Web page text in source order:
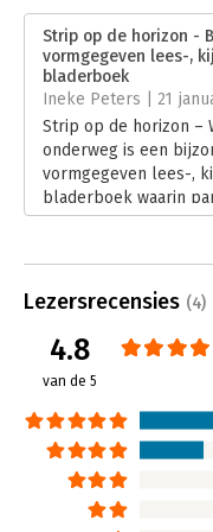
de wegwijzers. -
Doekle
Verschijningsdatum:
Hoofdrubriek:
Strip op de horizon -
vormgegeven lees-,
bladerboek
Ineke Peters | 21
Strip op de horizon –
onderweg is een
vormgegeven lees-,
bladerboek waarin
diverse spirituele
tot reflectie op
levensvragen en
leesroutes. In haar
Ineke Peters haar
Lees verder
Lezersrecensies (4)
4.8
van de 5